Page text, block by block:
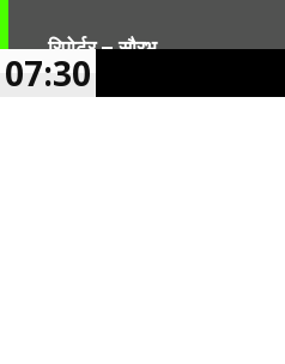
रिपोर्टर – सौरभ
मो.न.-7499999906
07:30